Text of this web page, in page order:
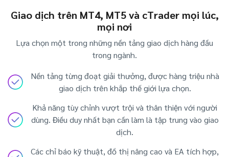
Giao dịch trên MT4, MT5 và cTrader mọi lúc,
mọi nơi
Lựa chọn một trong những nền tảng giao dịch hàng đầu
trong ngành.
Nền tảng từng đoạt giải thưởng, được hàng triệu nhà
giao dịch trên khắp thế giới lựa chọn.
Khả năng tùy chỉnh vượt trội và thân thiện với người
dùng. Điều duy nhất bạn cần làm là tập trung vào giao
dịch.
Các chỉ báo kỹ thuật, đồ thị nâng cao và EA tích hợp,